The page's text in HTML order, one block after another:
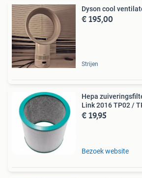
Dyson cool
€ 195,00
Strijen
Hepa
Link 2016 TP02 /
€ 19,95
Bezoek website